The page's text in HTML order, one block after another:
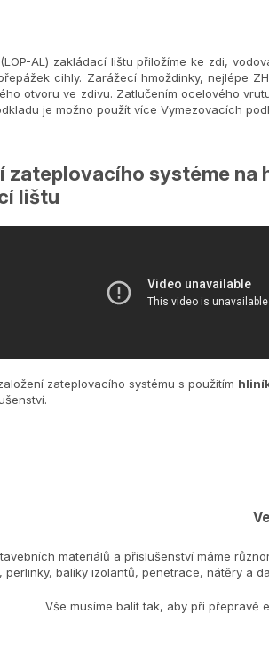
AL) zakládací lištu přiložíme ke zdi,
cihly. Zarážecí hmoždinky, nejlépe
otvoru ve zdivu. Zatlučením ocelového
je možno použít více Vymezovacích
zateplovacího systéme na
lištu
zateplovacího systému s použitím
materiálů a příslušenství máme
perlinky, balíky izolantů, penetrace, nátěry a
Vše musíme balit tak, aby při přepravě